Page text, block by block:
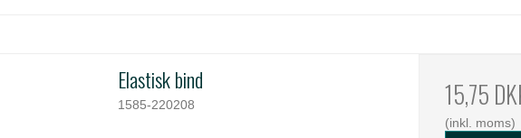
Elastisk bind
1585-220208 15,75
(inkl. moms)